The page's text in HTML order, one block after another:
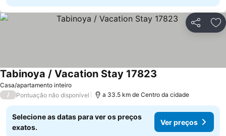
Partilhar
Casa/apartamento inteiro
Tabinoya / Vacation Stay 17823
/ Pontuação não disponível a 33.5 km de Centro da cidade
Selecione as datas para ver os preços
exatos.
Ver preços